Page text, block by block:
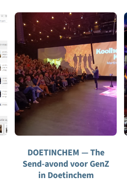
ochtendwandeling
over het...
DOETINCHEM — The
Send-avond voor GenZ
in Doetinchem